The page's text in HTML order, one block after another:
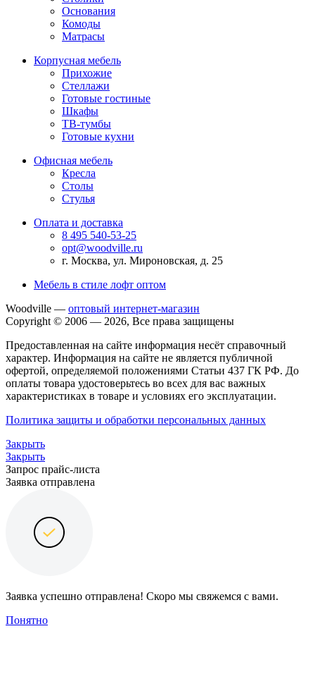
Основания
Комоды
Матрасы
Корпусная мебель
Прихожие
Стеллажи
Готовые гостиные
Шкафы
ТВ-тумбы
Готовые кухни
Офисная мебель
Кресла
Столы
Стулья
Оплата и доставка
8 495 540-53-25
opt@woodville.ru
г. Москва, ул. Мироновская, д. 25
Мебель в стиле лофт оптом
Woodville — оптовый интернет-магазин
Copyright © 2006 — 2026, Все права защищены
Предоставленная на сайте информация несёт справочный
характер. Информация на сайте не является публичной
офертой, определяемой положениями Статьи 437 ГК РФ. До
оплаты товара удостоверьтесь во всех для вас важных
характеристиках в товаре и условиях его эксплуатации.
Политика защиты и обработки персональных данных
Закрыть
Закрыть
Запрос прайс-листа
Заявка отправлена
Заявка успешно отправлена! Скоро мы свяжемся с вами.
Понятно